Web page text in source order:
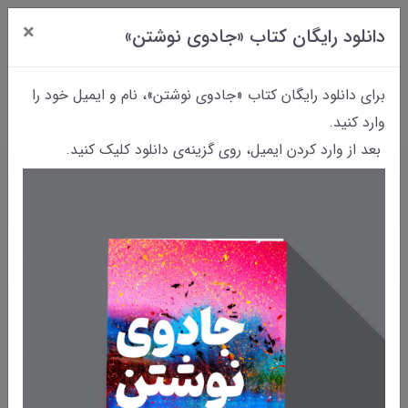
دانلود رایگان کتاب «جادوی نوشتن» ×
برای دانلود رایگان کتاب «جادوی نوشتن»، نام و ایمیل خود را
وارد کنید.
بعد از وارد کردن ایمیل، روی گزینه‌ی دانلود کلیک کنید.